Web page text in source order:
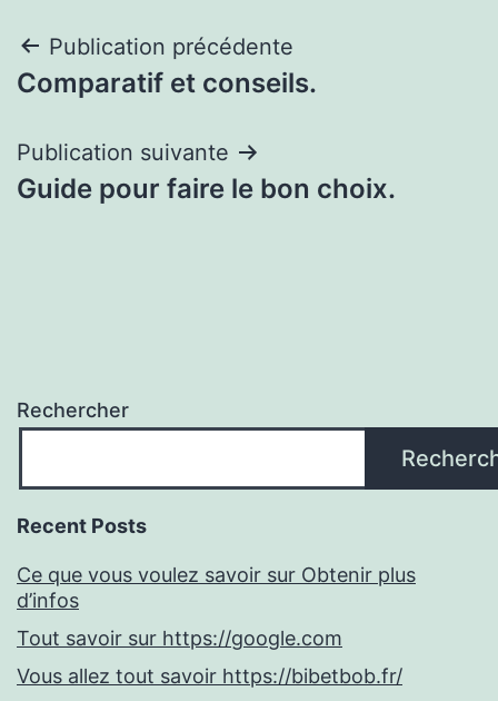
Navigation
de
l’article
Publication précédente
Comparatif et conseils.
Publication suivante
Guide pour faire le bon choix.
Rechercher
Recent Posts
Ce que vous voulez savoir sur Obtenir plus
d’infos
Tout savoir sur https://google.com
Vous allez tout savoir https://bibetbob.fr/